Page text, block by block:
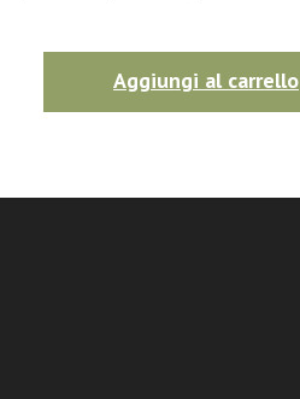
Aggiungi al carrello